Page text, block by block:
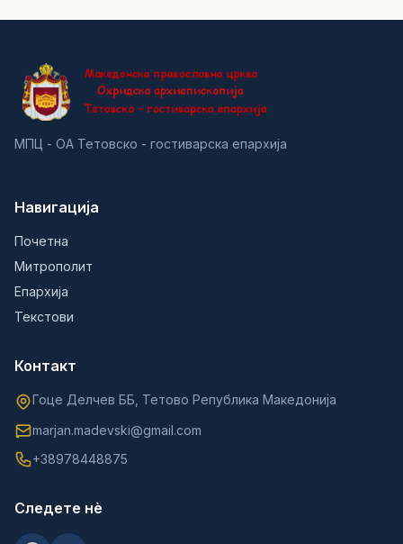
МПЦ - ОА Тетовско - гостиварска епархија
Навигација
Почетна
Митрополит
Епархија
Текстови
Контакт
Гоце Делчев ББ, Тетово Република Македонија
marjan.madevski@gmail.com
+38978448875
Следете нè